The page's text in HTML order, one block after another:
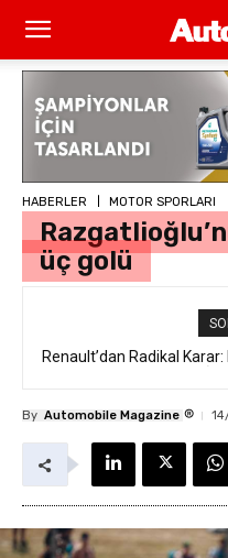
HABERLER MOTOR SPORLARI
üç golü
Renault’dan Radikal
By Automobile Magazine ®